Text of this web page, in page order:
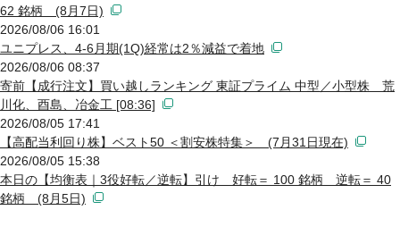
62 銘柄 (8月7日)
2026/08/06 16:01
ユニプレス、4-6月期(1Q)経常は2％減益で着地
2026/08/06 08:37
寄前【成行注文】買い越しランキング 東証プライム 中型／小型株 荒
川化、酉島、冶金工 [08:36]
2026/08/05 17:41
【高配当利回り株】ベスト50 ＜割安株特集＞ (7月31日現在)
2026/08/05 15:38
本日の【均衡表｜3役好転／逆転】引け 好転＝ 100 銘柄 逆転＝ 40
銘柄 (8月5日)